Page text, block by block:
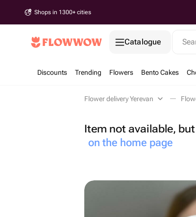
Shops in 1300+ cities
Catalogue
Discounts Trending Flowers Bento Cakes
Flower delivery Yerevan
Item not available,
on the home page